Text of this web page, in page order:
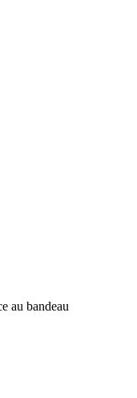
au bandeau